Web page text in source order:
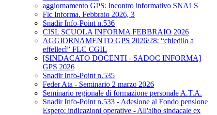
aggiornamento GPS: incontro informativo SNALS
Flc Informa. Febbraio 2026, 3
Snadir Info-Point n.536
CISL SCUOLA INFORMA FEBBRAIO 2026
AGGIORNAMENTO GPS 2026/28: “chiedilo a
effellecì” FLC CGIL
[SINDACATO DOCENTI - SADOC INFORMA]
GPS 2026
Snadir Info-Point n.535
Feder Ata - Seminario 2 marzo 2026
Seminario regionale di formazione personale A.T.A.
Snadir Info-Point n.533 - Adesione al Fondo pensione
Espero: indicazioni operative - All'albo sindacale ex